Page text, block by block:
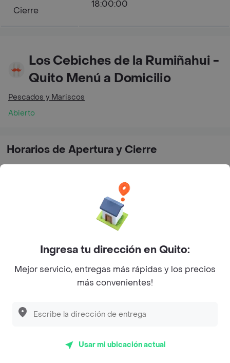
Cierre
18:00:00
Los Cebiches de la Rumiñahui -
Quito Menú a Domicilio
Pescados y Mariscos
Abierto
¿Dónde comprar Pescados y Mariscos en
Horarios de Apertura y Cierre
08:00 - 18:00
Domingo
08:00 - 18:00
Ingresa tu dirección en Quito:
Mejor servicio, entregas más rápidas y los precios
más convenientes!
Usar mi ubicación actual